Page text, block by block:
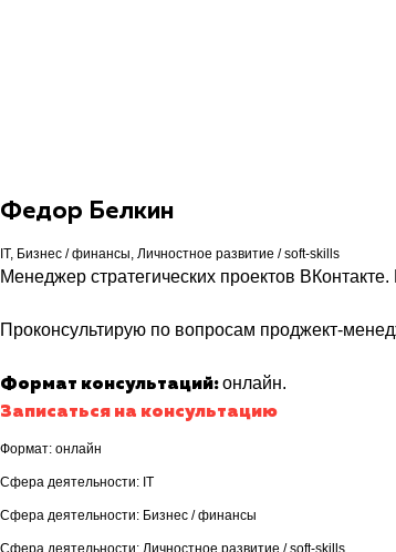
Федор Белкин
IT, Бизнес / финансы, Личностное развитие / soft-skills
Менеджер стратегических проектов ВКонтакте.
Проконсультирую по вопросам проджект-
Формат консультаций:онлайн.
Записаться на консультацию
Формат: онлайн
Сфера деятельности: IT
Сфера деятельности: Бизнес / финансы